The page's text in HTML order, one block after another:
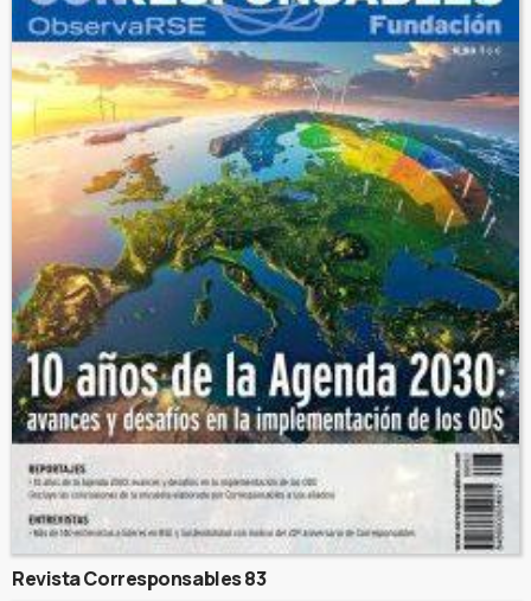
Revista Corresponsables 83